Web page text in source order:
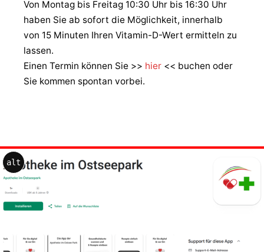
Von Montag bis Freitag 10:30 Uhr bis 16:30 Uhr
haben Sie ab sofort die Möglichkeit, innerhalb
von 15 Minuten Ihren Vitamin-D-Wert ermitteln zu
lassen.
Einen Termin können Sie >> hier << buchen oder
Sie kommen spontan vorbei.
alt